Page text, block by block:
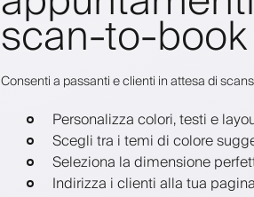
scan-to-book
Consenti a passanti e clienti in attesa di
Personalizza colori, testi e
Scegli tra i temi di colore
Seleziona la dimensione
Indirizza i clienti alla tua